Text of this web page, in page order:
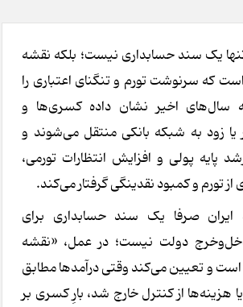
یک سند حسابداری نیست؛ بلکه نقشه
که سرنوشت تورم و تنگنای اعتباری را
سال‌های اخیر نشان داده کسری‌ها و
زود به شبکه بانکی منتقل می‌شوند و
پایه پولی و افزایش انتظارات تورمی،
از تورم و کمبود نقدینگی گرفتار می‌کند.
ایران صرفا یک سند حسابداری برای
دولت نیست؛ در عمل، «نقشه
و تعیین می‌کند وقتی درآمدها مطابق
هزینه‌ها از کنترل خارج شد، بارِ کسری بر